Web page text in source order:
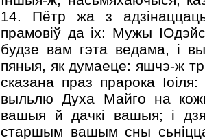
14. Пётр жа з
прамовіў да іх: Мужы
будзе вам гэта ведама, і
пяныя, як думаеце: яшчэ-ж
сказана праз прарока
выльлю Духа Майго на
вашыя й дачкі вашыя; і
старшым вашым сны